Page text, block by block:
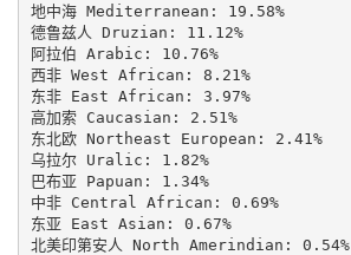
地中海 Mediterranean: 19.58%
德鲁兹人 Druzian: 11.12%
阿拉伯 Arabic: 10.76%
西非 West African: 8.21%
东非 East African: 3.97%
高加索 Caucasian: 2.51%
东北欧 Northeast European: 2.41%
乌拉尔 Uralic: 1.82%
巴布亚 Papuan: 1.34%
中非 Central African: 0.69%
东亚 East Asian: 0.67%
北美印第安人 North Amerindian: 0.54%